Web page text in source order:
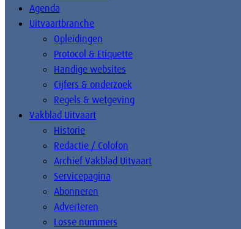
Agenda
Uitvaartbranche
Opleidingen
Protocol & Etiquette
Handige websites
Cijfers & onderzoek
Regels & wetgeving
Vakblad Uitvaart
Historie
Redactie / Colofon
Archief Vakblad Uitvaart
Servicepagina
Abonneren
Adverteren
Losse nummers